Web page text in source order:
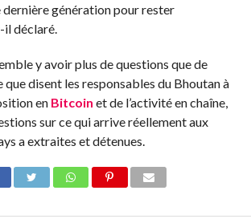
génération pour rester
déclaré.
y avoir plus de questions que de
que disent les responsables du Bhoutan à
en Bitcoin et de l’activité en chaîne,
sur ce qui arrive réellement aux
a extraites et détenues.